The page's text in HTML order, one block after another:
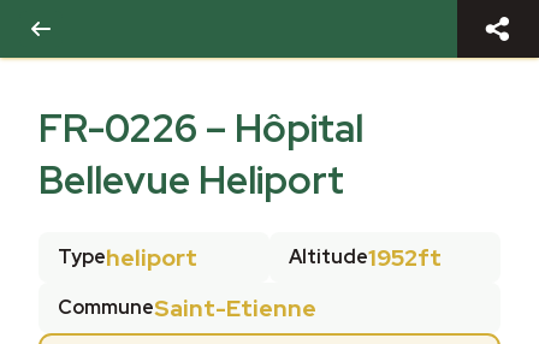
FR-0226 – Hôpital
Bellevue Heliport
Typeheliport Altitude1952ft
CommuneSaint-Etienne